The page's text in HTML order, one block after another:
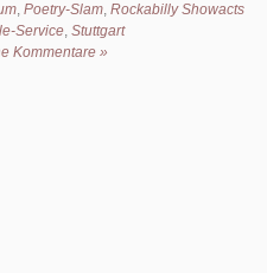
, Poetry-Slam, Rockabilly Showacts
Service, Stuttgart
Kommentare »